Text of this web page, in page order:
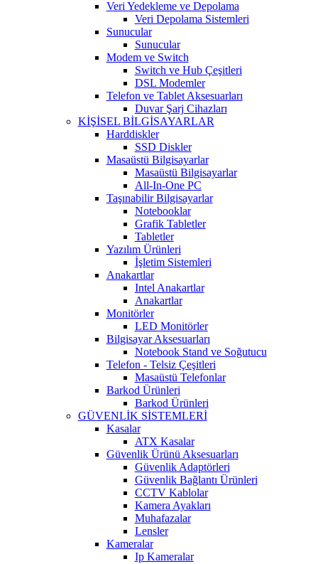
Veri Yedekleme ve Depolama
Veri Depolama Sistemleri
Sunucular
Sunucular
Modem ve Switch
Switch ve Hub Çeşitleri
DSL Modemler
Telefon ve Tablet Aksesuarları
Duvar Şarj Cihazları
KİŞİSEL BİLGİSAYARLAR
Harddiskler
SSD Diskler
Masaüstü Bilgisayarlar
Masaüstü Bilgisayarlar
All-In-One PC
Taşınabilir Bilgisayarlar
Notebooklar
Grafik Tabletler
Tabletler
Yazılım Ürünleri
İşletim Sistemleri
Anakartlar
Intel Anakartlar
Anakartlar
Monitörler
LED Monitörler
Bilgisayar Aksesuarları
Notebook Stand ve Soğutucu
Telefon - Telsiz Çeşitleri
Masaüstü Telefonlar
Barkod Ürünleri
Barkod Ürünleri
GÜVENLİK SİSTEMLERİ
Kasalar
ATX Kasalar
Güvenlik Ürünü Aksesuarları
Güvenlik Adaptörleri
Güvenlik Bağlantı Ürünleri
CCTV Kablolar
Kamera Ayakları
Muhafazalar
Lensler
Kameralar
Ip Kameralar